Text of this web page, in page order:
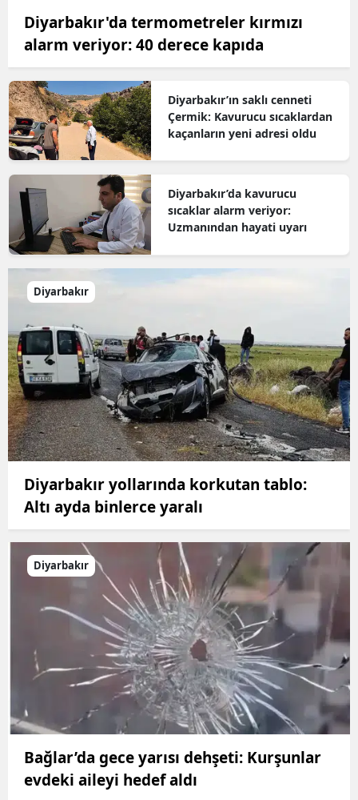
Diyarbakır'da termometreler kırmızı
alarm veriyor: 40 derece kapıda
Diyarbakır’ın saklı cenneti
Çermik: Kavurucu sıcaklardan
kaçanların yeni adresi oldu
Diyarbakır’da kavurucu
sıcaklar alarm veriyor:
Uzmanından hayati uyarı
Diyarbakır
Diyarbakır yollarında korkutan tablo:
Altı ayda binlerce yaralı
Diyarbakır
Bağlar’da gece yarısı dehşeti: Kurşunlar
evdeki aileyi hedef aldı